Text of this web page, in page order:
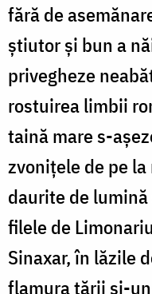
fără de
știutor și bun a
privegheze
rostuirea limbii
taină mare s-
zvonițele de pe
daurite de
filele de
Sinaxar, în lăzile
flamura țării și-